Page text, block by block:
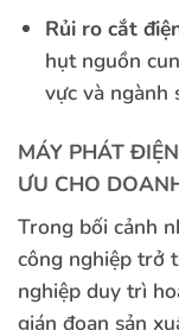
Rủi ro cắt
hụt nguồn
vực và ngành
MÁY PHÁT
ƯU CHO
Trong bối cảnh
công nghiệp trở
nghiệp duy trì
gián đoạn sản